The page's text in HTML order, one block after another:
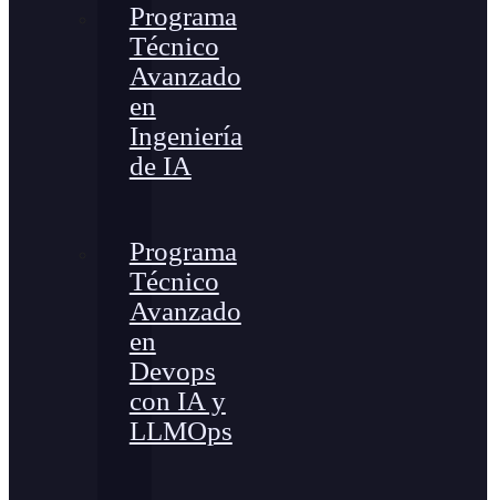
Programa
Técnico
Avanzado
en
Ingeniería
de IA
Programa
Técnico
Avanzado
en
Devops
con IA y
LLMOps